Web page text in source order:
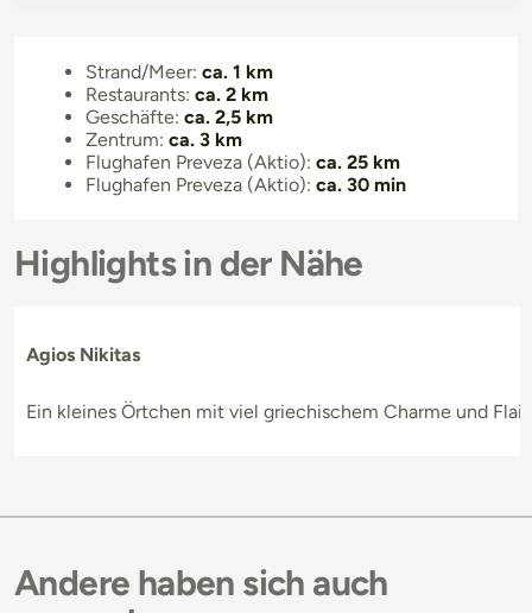
Strand/Meer: ca. 1 km
Restaurants: ca. 2 km
Geschäfte: ca. 2,5 km
Zentrum: ca. 3 km
Flughafen Preveza (Aktio): ca. 25 km
Flughafen Preveza (Aktio): ca. 30 min
Highlights in der Nähe
Agios Nikitas
Ein kleines Örtchen mit viel griechischem Charme und
Andere haben sich auch